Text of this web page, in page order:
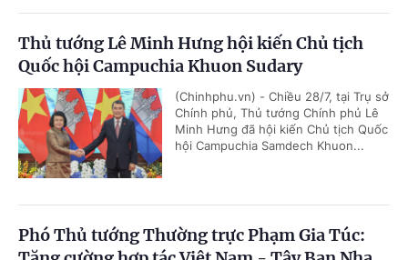
Thủ tướng Lê Minh Hưng hội kiến Chủ tịch
Quốc hội Campuchia Khuon Sudary
(Chinhphu.vn) - Chiều 28/7, tại Trụ sở
Chính phủ, Thủ tướng Chính phủ Lê
Minh Hưng đã hội kiến Chủ tịch Quốc
hội Campuchia Samdech Khuon...
Phó Thủ tướng Thường trực Phạm Gia Túc: